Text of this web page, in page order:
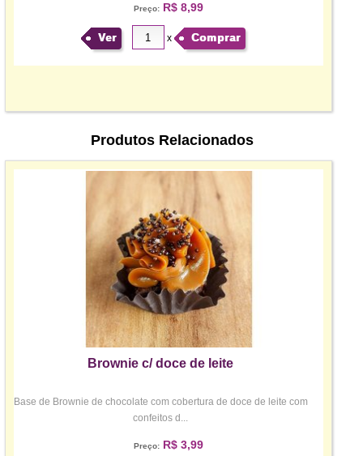
Preço:R$ 8,99
Ver x Comprar
Produtos Relacionados
Brownie c/ doce de leite
Base de Brownie de chocolate com cobertura de doce de leite com
confeitos d...
Preço:R$ 3,99